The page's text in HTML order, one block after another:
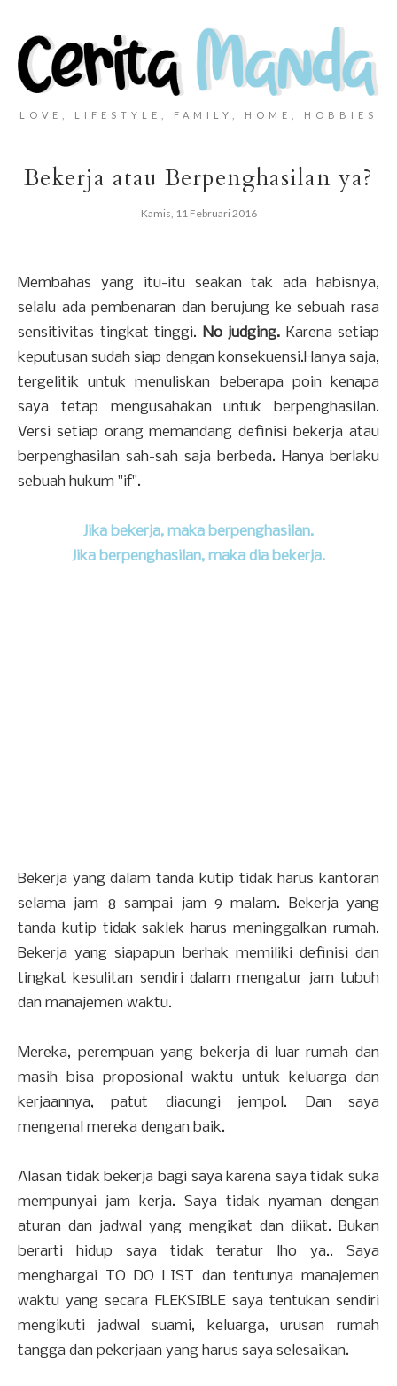
LOVE, LIFESTYLE, FAMILY, HOME, HOBBIES
Bekerja atau Berpenghasilan ya?
Kamis, 11 Februari 2016
Membahas yang itu-itu seakan tak ada habisnya,
selalu ada pembenaran dan berujung ke sebuah rasa
sensitivitas tingkat tinggi. No judging. Karena setiap
keputusan sudah siap dengan konsekuensi.Hanya saja,
tergelitik untuk menuliskan beberapa poin kenapa
saya tetap mengusahakan untuk berpenghasilan.
Versi setiap orang memandang definisi bekerja atau
berpenghasilan sah-sah saja berbeda. Hanya berlaku
sebuah hukum "if".
Jika bekerja, maka berpenghasilan.
Jika berpenghasilan, maka dia bekerja.
Bekerja yang dalam tanda kutip tidak harus kantoran
selama jam 8 sampai jam 9 malam. Bekerja yang
tanda kutip tidak saklek harus meninggalkan rumah.
Bekerja yang siapapun berhak memiliki definisi dan
tingkat kesulitan sendiri dalam mengatur jam tubuh
dan manajemen waktu.
Mereka, perempuan yang bekerja di luar rumah dan
masih bisa proposional waktu untuk keluarga dan
kerjaannya, patut diacungi jempol. Dan saya
mengenal mereka dengan baik.
Alasan tidak bekerja bagi saya karena saya tidak suka
mempunyai jam kerja. Saya tidak nyaman dengan
aturan dan jadwal yang mengikat dan diikat. Bukan
berarti hidup saya tidak teratur lho ya.. Saya
menghargai TO DO LIST dan tentunya manajemen
waktu yang secara FLEKSIBLE saya tentukan sendiri
mengikuti jadwal suami, keluarga, urusan rumah
tangga dan pekerjaan yang harus saya selesaikan.